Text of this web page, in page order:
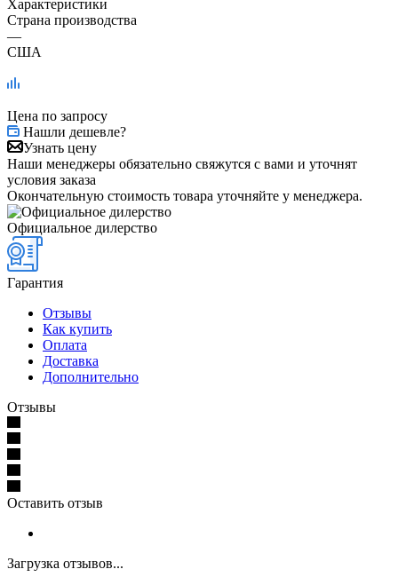
Характеристики
Страна производства
—
США
Цена по запросу
Нашли дешевле?
Узнать цену
Наши менеджеры обязательно свяжутся с вами и уточнят
условия заказа
Окончательную стоимость товара уточняйте у менеджера.
Официальное дилерство
Гарантия
Отзывы
Как купить
Оплата
Доставка
Дополнительно
Отзывы
Оставить отзыв
Загрузка отзывов...